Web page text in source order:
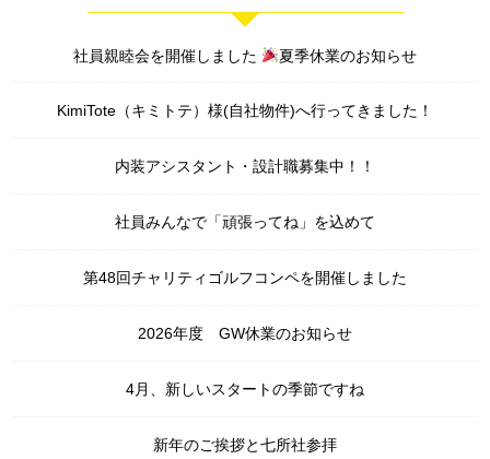
社員親睦会を開催しました 夏季休業のお知らせ
KimiTote（キミトテ）様(自社物件)へ行ってきました！
内装アシスタント・設計職募集中！！
社員みんなで「頑張ってね」を込めて
第48回チャリティゴルフコンペを開催しました
2026年度 GW休業のお知らせ
4月、新しいスタートの季節ですね
新年のご挨拶と七所社参拝